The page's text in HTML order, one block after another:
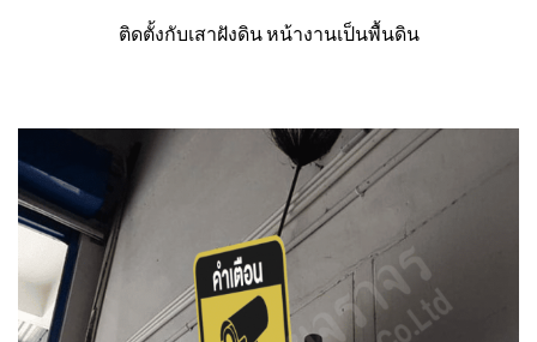
ติดตั้งกับเสาฝังดิน หน้างานเป็นพื้นดิน